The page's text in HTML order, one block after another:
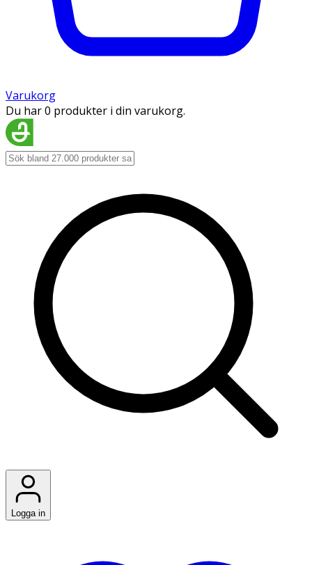
Varukorg
Du har 0 produkter i din varukorg.
Logga in